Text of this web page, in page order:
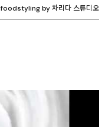
foodstyling by 차리다 스튜디오